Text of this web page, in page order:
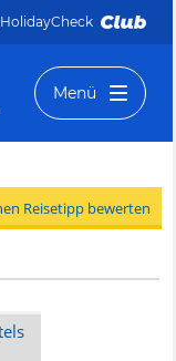
HolidayCheck
Menü
Reisetipp bewerten